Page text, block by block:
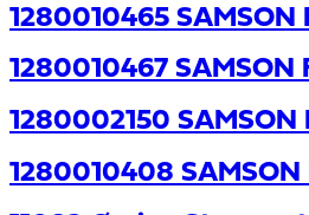
1280010465 SAMSON
1280010467 SAMSON
1280002150 SAMSON
1280010408 SAMSON